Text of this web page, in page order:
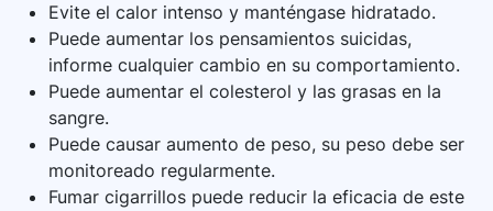
Evite el calor intenso y manténgase hidratado.
Puede aumentar los pensamientos suicidas,
informe cualquier cambio en su comportamiento.
Puede aumentar el colesterol y las grasas en la
sangre.
Puede causar aumento de peso, su peso debe ser
monitoreado regularmente.
Fumar cigarrillos puede reducir la eficacia de este